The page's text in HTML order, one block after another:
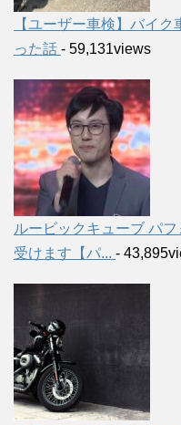
【ユーザー車検】バイ
った話 - 59,131views
ルービックキューブ パ
受けます【パ... -